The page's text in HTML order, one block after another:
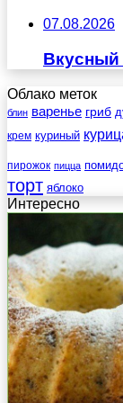
07.08.2026
Вкусный
Облако меток
блин варенье гриб
крем куриный
пирожок пицца
торт яблоко
Интересно